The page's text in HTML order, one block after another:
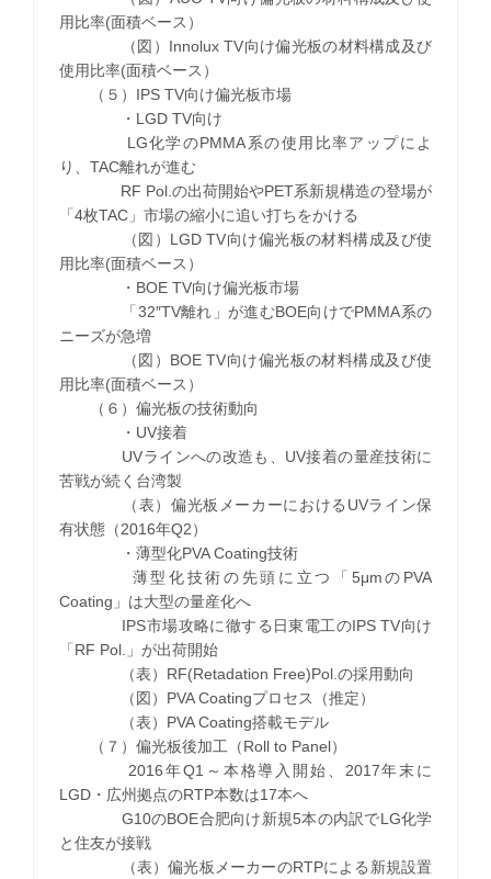
用比率(面積ベース）
（図）Innolux TV向け偏光板の材料構成及び
使用比率(面積ベース）
（５）IPS TV向け偏光板市場
・LGD TV向け
LG化学のPMMA系の使用比率アップによ
り、TAC離れが進む
RF Pol.の出荷開始やPET系新規構造の登場が
「4枚TAC」市場の縮小に追い打ちをかける
（図）LGD TV向け偏光板の材料構成及び使
用比率(面積ベース）
・BOE TV向け偏光板市場
「32″TV離れ」が進むBOE向けでPMMA系の
ニーズが急増
（図）BOE TV向け偏光板の材料構成及び使
用比率(面積ベース）
（６）偏光板の技術動向
・UV接着
UVラインへの改造も、UV接着の量産技術に
苦戦が続く台湾製
（表）偏光板メーカーにおけるUVライン保
有状態（2016年Q2）
・薄型化PVA Coating技術
薄型化技術の先頭に立つ「5μmのPVA
Coating」は大型の量産化へ
IPS市場攻略に徹する日東電工のIPS TV向け
「RF Pol.」が出荷開始
（表）RF(Retadation Free)Pol.の採用動向
（図）PVA Coatingプロセス（推定）
（表）PVA Coating搭載モデル
（７）偏光板後加工（Roll to Panel）
2016年Q1～本格導入開始、2017年末に
LGD・広州拠点のRTP本数は17本へ
G10のBOE合肥向け新規5本の内訳でLG化学
と住友が接戦
（表）偏光板メーカーのRTPによる新規設置